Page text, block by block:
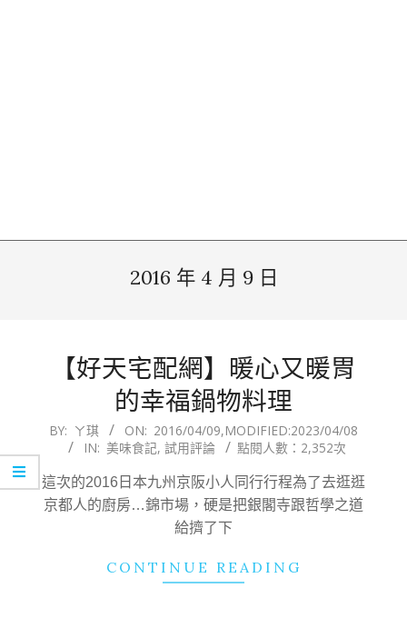
2016 年 4 月 9 日
【好天宅配網】暖心又暖胃
的幸福鍋物料理
2016-
09
BY: ㄚ琪 ON: 2016/04/09,MODIFIED:2023/04/08
IN: 美味食記, 試用評論 點閱人數：2,352次
這次的2016日本九州京阪小人同行行程為了去逛逛
京都人的廚房…錦市場，硬是把銀閣寺跟哲學之道
給擠了下
CONTINUE READING